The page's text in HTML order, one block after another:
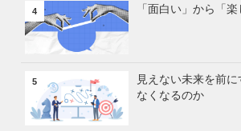
4 「面白い」から「
5
見えない未来を前
なくなるのか